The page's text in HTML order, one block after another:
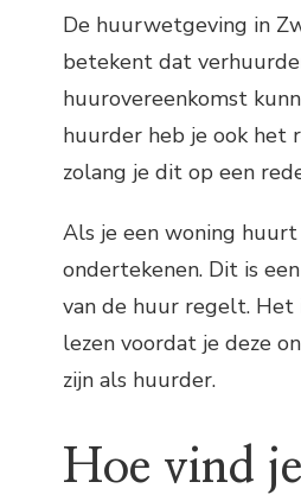
De huurwetgeving in
betekent dat
huurovereenkomst
huurder heb je ook het
zolang je dit op een
Als je een woning
ondertekenen. Dit is
van de huur regelt.
lezen voordat je deze
zijn als huurder.
Hoe vind